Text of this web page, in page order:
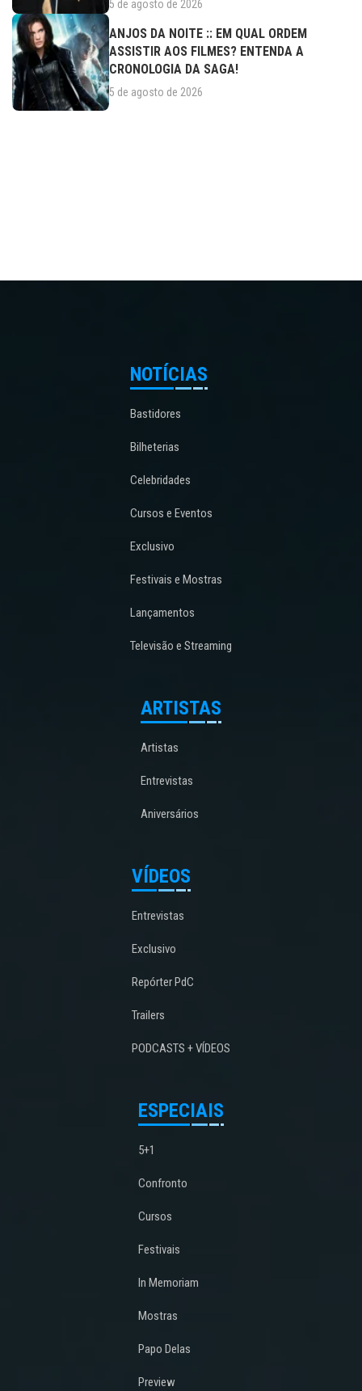
5 de agosto de 2026
ANJOS DA NOITE :: EM QUAL ORDEM
ASSISTIR AOS FILMES? ENTENDA A
CRONOLOGIA DA SAGA!
5 de agosto de 2026
NOTÍCIAS
Bastidores
Bilheterias
Celebridades
Cursos e Eventos
Exclusivo
Festivais e Mostras
Lançamentos
Televisão e Streaming
ARTISTAS
Artistas
Entrevistas
Aniversários
VÍDEOS
Entrevistas
Exclusivo
Repórter PdC
Trailers
PODCASTS + VÍDEOS
ESPECIAIS
5+1
Confronto
Cursos
Festivais
In Memoriam
Mostras
Papo Delas
Preview